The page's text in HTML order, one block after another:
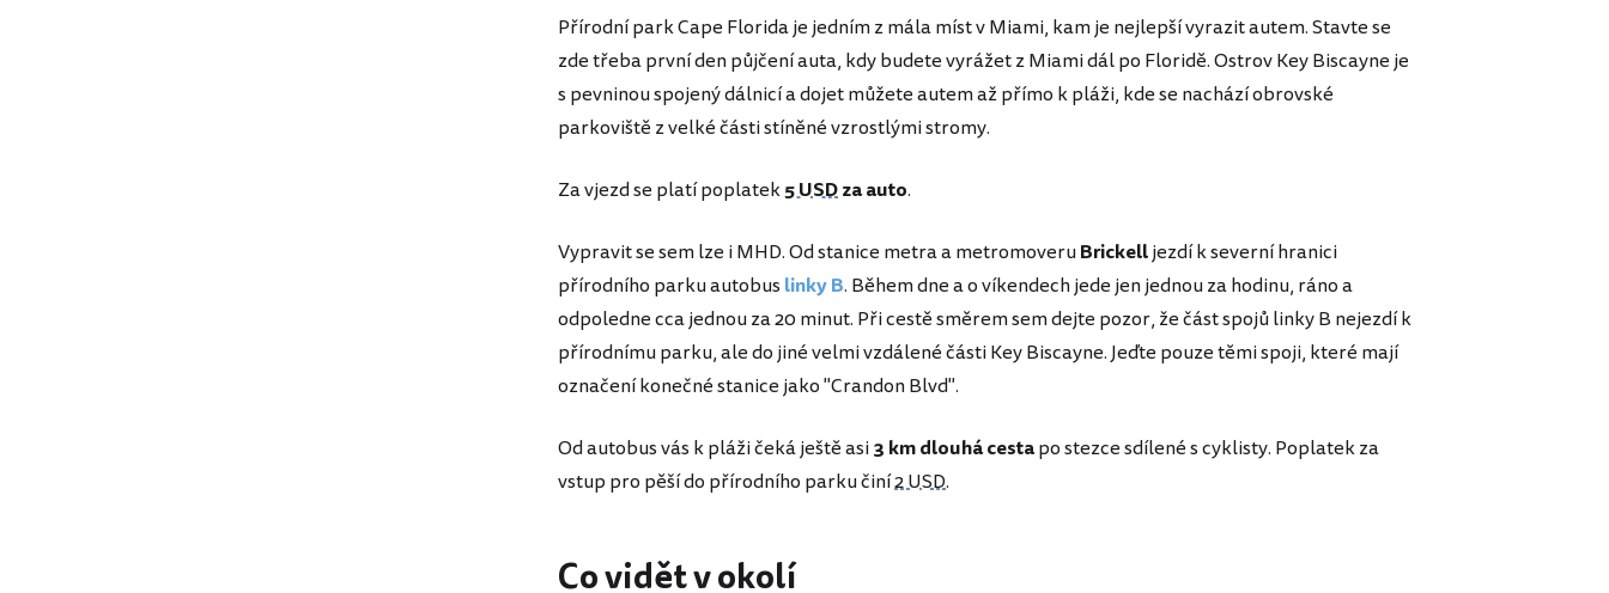
Přírodní park Cape Florida je jedním z mála míst v Miami, kam je nejlepší vyrazit autem. Stavte se
zde třeba první den půjčení auta, kdy budete vyrážet z Miami dál po Floridě. Ostrov Key Biscayne je
s pevninou spojený dálnicí a dojet můžete autem až přímo k pláži, kde se nachází obrovské
parkoviště z velké části stíněné vzrostlými stromy.
Za vjezd se platí poplatek5 USDza auto.
Vypravit se sem lze i MHD. Od stanice metra a metromoveruBrickelljezdí k severní hranici
přírodního parku autobus linky B. Během dne a o víkendech jede jen jednou za hodinu, ráno a
odpoledne cca jednou za 20 minut. Při cestě směrem sem dejte pozor, že část spojů linky B nejezdí k
přírodnímu parku, ale do jiné velmi vzdálené části Key Biscayne. Jeďte pouze těmi spoji, které mají
označení konečné stanice jako "Crandon Blvd".
Od autobus vás k pláži čeká ještě asi3 km dlouhá cestapo stezce sdílené s cyklisty. Poplatek za
vstup pro pěší do přírodního parku činí2 USD.
Co vidět v okolí